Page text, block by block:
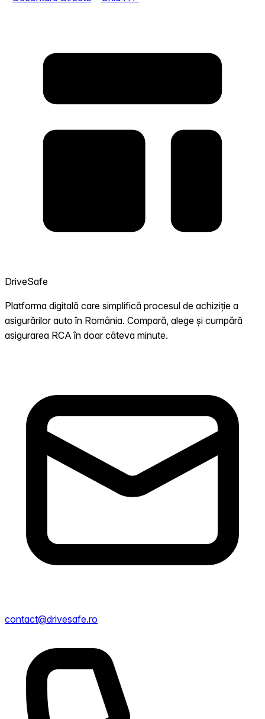
DriveSafe
Platforma digitală care simplifică procesul de achiziție a
asigurărilor auto în România. Compară, alege și cumpără
asigurarea RCA în doar câteva minute.
contact@drivesafe.ro